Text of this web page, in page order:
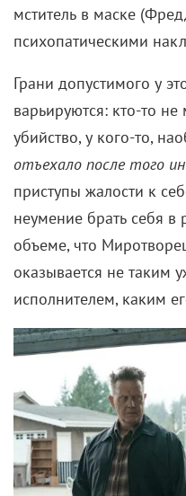
убийство, у кого-то,
отъехало после того
неумение брать себя в
объеме, что
оказывается не таким
исполнителем, каким
Противники выглядят